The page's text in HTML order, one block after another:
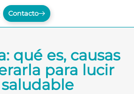
Contacto
qué es, causas
para lucir